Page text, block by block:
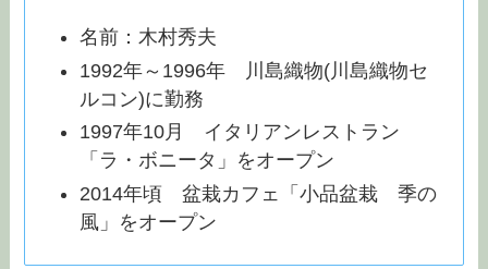
名前：木村秀夫
1992年～1996年 川島織物(川島織物セ
ルコン)に勤務
1997年10月 イタリアンレストラン
「ラ・ボニータ」をオープン
2014年頃 盆栽カフェ「小品盆栽 季の
風」をオープン